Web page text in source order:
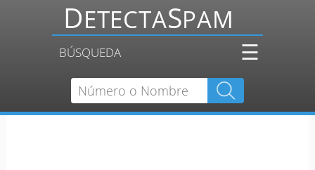
BÚSQUEDA ☰